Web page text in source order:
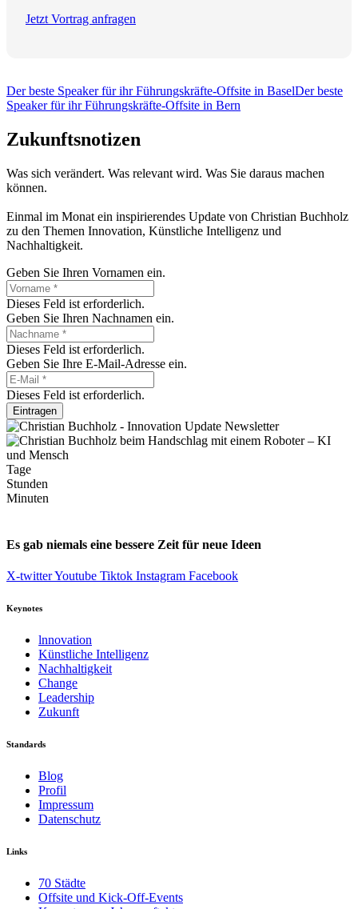
Jetzt Vortrag anfragen
Der beste Speaker für ihr Führungskräfte-Offsite in BaselDer beste
Speaker für ihr Führungskräfte-Offsite in Bern
Zukunftsnotizen
Was sich verändert. Was relevant wird. Was Sie daraus machen
können.
Einmal im Monat ein inspirierendes Update von Christian Buchholz
zu den Themen Innovation, Künstliche Intelligenz und
Nachhaltigkeit.
Geben Sie Ihren Vornamen ein.
Dieses Feld ist erforderlich.
Geben Sie Ihren Nachnamen ein.
Dieses Feld ist erforderlich.
Geben Sie Ihre E-Mail-Adresse ein.
Dieses Feld ist erforderlich.
Eintragen
Tage
Stunden
Minuten
Es gab niemals eine bessere Zeit für neue Ideen
X-twitterYoutube Tiktok Instagram Facebook
Keynotes
lnnovation
Künstliche Intelligenz
Nachhaltigkeit
Change
Leadership
Zukunft
Standards
Blog
Profil
Impressum
Datenschutz
Links
70 Städte
Offsite und Kick-Off-Events